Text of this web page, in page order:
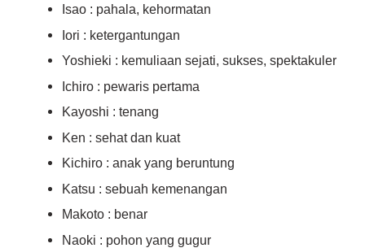
Isao : pahala, kehormatan
Iori : ketergantungan
Yoshieki : kemuliaan sejati, sukses, spektakuler
Ichiro : pewaris pertama
Kayoshi : tenang
Ken : sehat dan kuat
Kichiro : anak yang beruntung
Katsu : sebuah kemenangan
Makoto : benar
Naoki : pohon yang gugur